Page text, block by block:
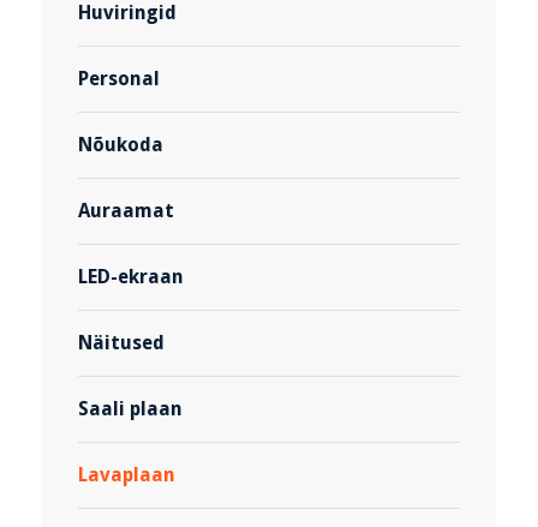
Huviringid
Personal
Nõukoda
Auraamat
LED-ekraan
Näitused
Saali plaan
Lavaplaan